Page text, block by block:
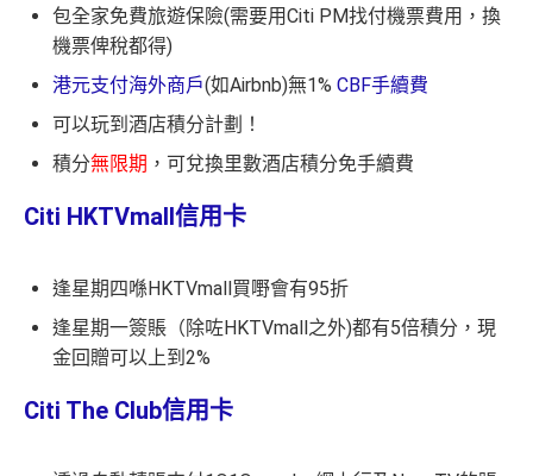
包全家免費旅遊保險(需要用Citi PM找付機票費用，換
機票俾稅都得)
港元支付海外商戶(如Airbnb)無1% CBF手續費
可以玩到酒店積分計劃！
積分無限期 ，可兌換里數酒店積分免手續費
Citi HKTVmall信用卡
逢星期四喺HKTVmall買嘢會有95折
逢星期一簽賬（除咗HKTVmall之外)都有5倍積分，現
金回贈可以上到2%
Citi The Club信用卡